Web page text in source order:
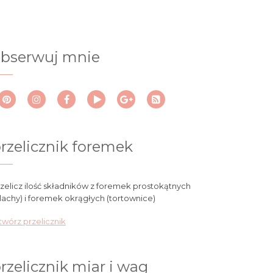
mnie
foremek
ilość składników z foremek prostokątnych
i foremek okrągłych (tortownice)
przelicznik
miar i wag